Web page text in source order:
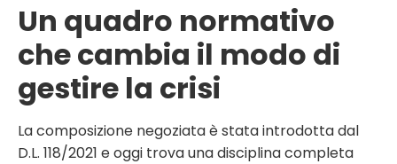
Un quadro normativo
che cambia il modo di
gestire la crisi
La composizione negoziata è stata introdotta dal
D.L. 118/2021 e oggi trova una disciplina completa